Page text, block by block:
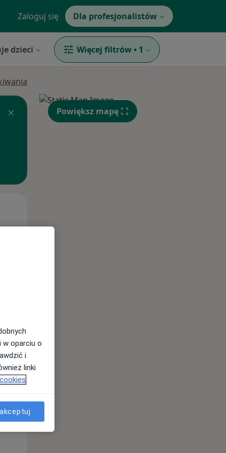
Zaloguj się Dla profesjonalistów
dzieci Więcej filtrów • 1
Wt,
11 Sie
Powiększ mapę
w oparciu o
i
linki